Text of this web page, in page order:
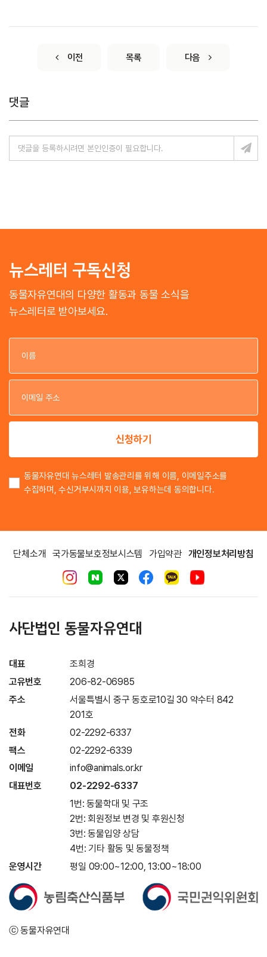
이전 목록 다음
댓글
뉴스레터 구독신청
동물자유연대의 다양한 활동과 동물 소식을
뉴스레터로 받아보세요.
이
이
신청하기
동물자유연대 뉴스레터 발송관리를 위해 이름, 이메일주소를
수집하며, 수신거부시까지 이용, 보유하는데 동의합니다.
단체소개 국가동물보호정보시스템 가입약관 개인정보처리방침
사단법인 동물자유연대
대표
조희경
고유번호
206-82-06985
주소
서울특별시 중구 동호로10길 30 약수터 842
201호
전화
02-2292-6337
팩스
02-2292-6339
이메일
info@animals.or.kr
대표번호
02-2292-6337
1번: 동물학대 및 구조
2번: 회원정보 변경 및 후원신청
3번: 동물입양 상담
4번: 기타 활동 및 동물정책
운영시간
평일 09:00~12:00, 13:00~18:00
ⓒ 동물자유연대